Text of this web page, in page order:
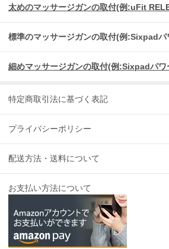
太めのマッサージガンの取付(例:uFit
標準のマッサージガンの取付(例:Sixpadパ
細めマッサージガンの取付(例:Sixpadパワ
特定商取引法に基づく表記
プライバシーポリシー
配送方法・送料について
お支払い方法について